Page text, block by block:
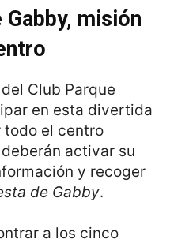
Gabby, misión
Club Parque
en esta divertida
el centro
activar su
y recoger
de Gabby.
a los cinco